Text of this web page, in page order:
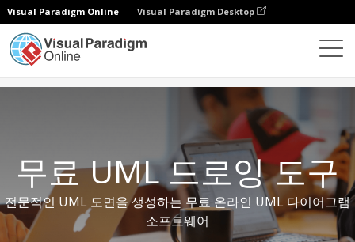
Visual Paradigm Online Visual Paradigm Desktop
무료 UML 드로잉 도구
전문적인 UML 도면을 생성하는 무료 온라인 UML 다이어그램
소프트웨어